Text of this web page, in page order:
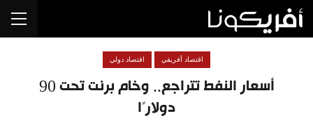
أسعار النفط تتراجع.. وخام برنت تحت 90
دولارًا
اقتصاد أفريقي اقتصاد دولي